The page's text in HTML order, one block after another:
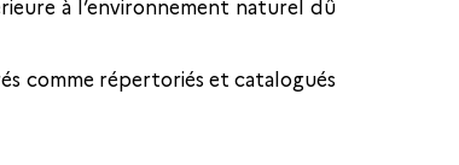
à l’environnement naturel dû
comme répertoriés et catalogués